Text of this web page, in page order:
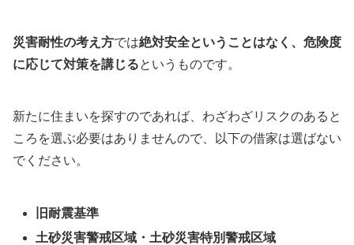
災害耐性の考え方では絶対安全ということはなく、危険度
に応じて対策を講じるというものです。
新たに住まいを探すのであれば、わざわざリスクのあると
ころを選ぶ必要はありませんので、以下の借家は選ばない
でください。
旧耐震基準
土砂災害警戒区域・土砂災害特別警戒区域